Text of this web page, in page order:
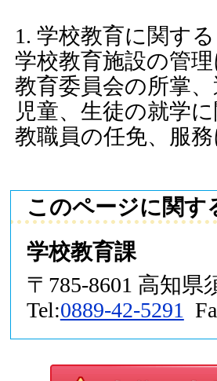
学校教育に関する
学校教育施設の管
教育委員会の所掌
児童、生徒の就学に
教職員の任免、服
このページに関す
学校教育課
〒785-8601 高知県
Tel:0889-42-5291